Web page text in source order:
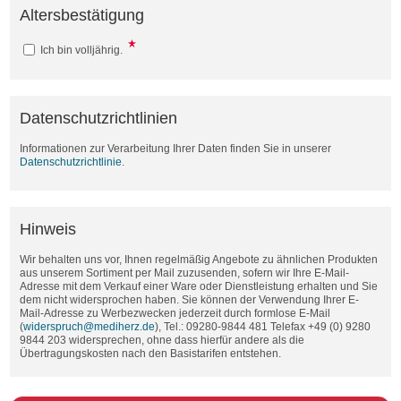
Altersbestätigung
Ich bin volljährig.
Datenschutzrichtlinien
Informationen zur Verarbeitung Ihrer Daten finden Sie in unserer
Datenschutzrichtlinie
Hinweis
Wir behalten uns vor, Ihnen regelmäßig Angebote zu ähnlichen Produkten
aus unserem Sortiment per Mail zuzusenden, sofern wir Ihre E-Mail-
Adresse mit dem Verkauf einer Ware oder Dienstleistung erhalten und Sie
dem nicht widersprochen haben. Sie können der Verwendung Ihrer E-
Mail-Adresse zu Werbezwecken jederzeit durch formlose E-Mail
(widerspruch@mediherz.de), Tel.: 09280-9844 481 Telefax +49 (0) 9280
9844 203 widersprechen, ohne dass hierfür andere als die
Übertragungskosten nach den Basistarifen entstehen.